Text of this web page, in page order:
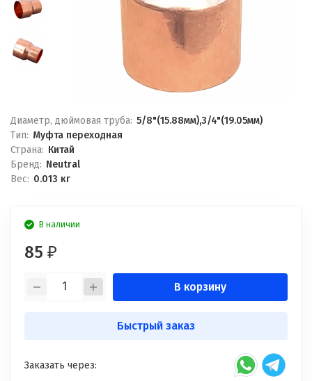
Диаметр, дюймовая труба: 5/8"(15.88мм),3/4"(19.05мм)
Тип: Муфта переходная
Страна: Китай
Бренд: Neutral
Вес: 0.013 кг
В наличии
85 ₽
В корзину
Быстрый заказ
Заказать через: